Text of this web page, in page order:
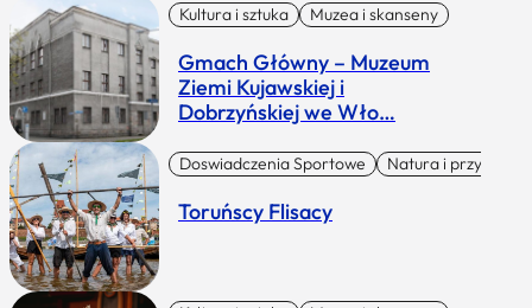
Kultura i sztuka Muzea i skanseny
Gmach Główny – Muzeum
Ziemi Kujawskiej i
Dobrzyńskiej we Wło…
Doswiadczenia Sportowe Natura i przygoda
Toruńscy Flisacy